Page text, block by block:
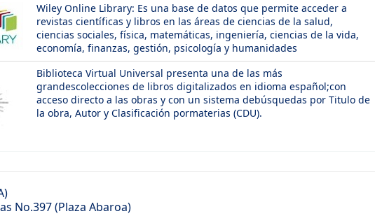
Wiley Online Library: Es una base de datos que permite acceder a
revistas científicas y libros en las áreas de ciencias de la salud,
ciencias sociales, física, matemáticas, ingeniería, ciencias de la vida,
economía, finanzas, gestión, psicología y humanidades
Biblioteca Virtual Universal presenta una de las más
grandescolecciones de libros digitalizados en idioma español;con
acceso directo a las obras y con un sistema debúsquedas por Titulo de
la obra, Autor y Clasificación pormaterias (CDU).
No.397 (Plaza Abaroa)